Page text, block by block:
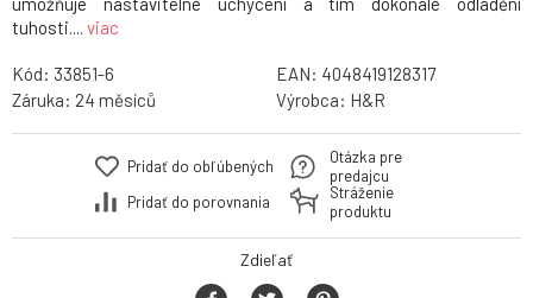
tuhosti.... viac
Kód: 33851-6 EAN: 4048419128317
Záruka: 24 Výrobca: H&R
Pridať do obľúbených
Pridať do porovnania
Otázka pre
predajcu
Stráženie
produktu
Zdieľať